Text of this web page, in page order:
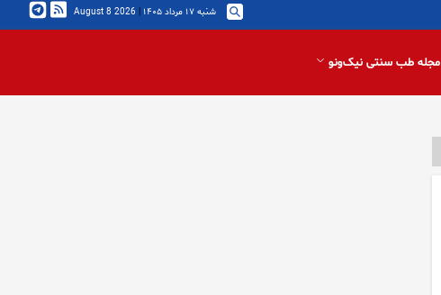
شنبه ۱۷ مرداد ۱۴۰۵ |
2026 August 8
مجله طب سنتی نیک‌ونو